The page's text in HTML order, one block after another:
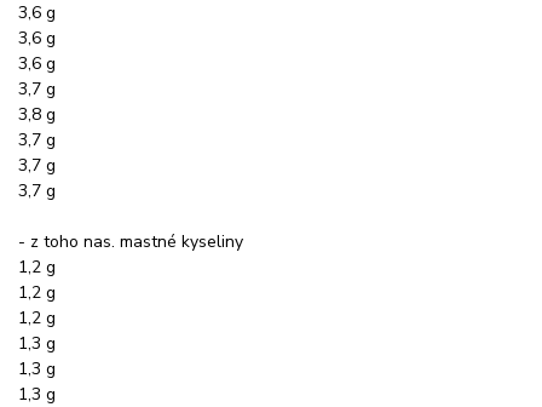
3,6 g
3,6 g
3,6 g
3,7 g
3,8 g
3,7 g
3,7 g
3,7 g
- z toho nas. mastné kyseliny
1,2 g
1,2 g
1,2 g
1,3 g
1,3 g
1,3 g